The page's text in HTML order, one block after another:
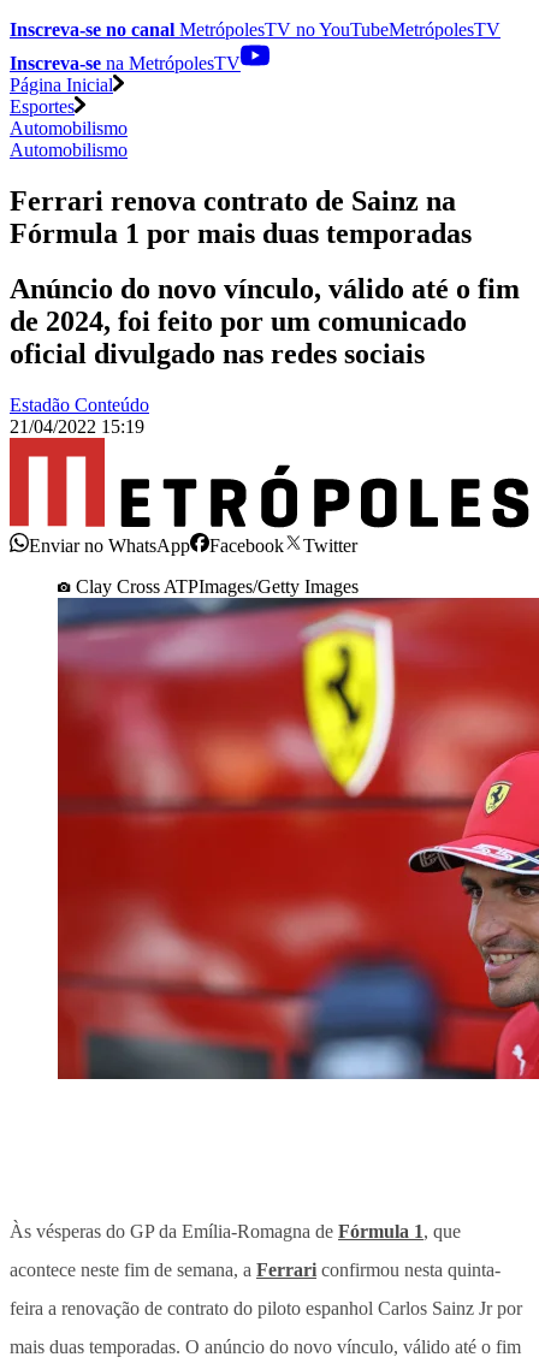
Inscreva-se no canal MetrópolesTV noYouTubeMetrópolesTV
Inscreva-se na MetrópolesTV
Página Inicial
Esportes
Automobilismo
Automobilismo
Ferrari renova contrato de Sainz na
Fórmula 1 por mais duas temporadas
Anúncio do novo vínculo, válido até o fim
de 2024, foi feito por um comunicado
oficial divulgado nas redes sociais
Estadão Conteúdo
21/04/2022 15:19
Enviar no WhatsApp Facebook
Twitter
Clay Cross ATPImages/Getty Images
Às vésperas do GP da Emília-Romagna de Fórmula 1, que
acontece neste fim de semana, a Ferrari confirmou nesta quinta-
feira a renovação de contrato do piloto espanhol Carlos Sainz Jr por
mais duas temporadas. O anúncio do novo vínculo, válido até o fim